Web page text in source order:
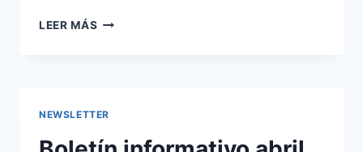
LEER MÁS BOLETÍN
NEWSLETTER